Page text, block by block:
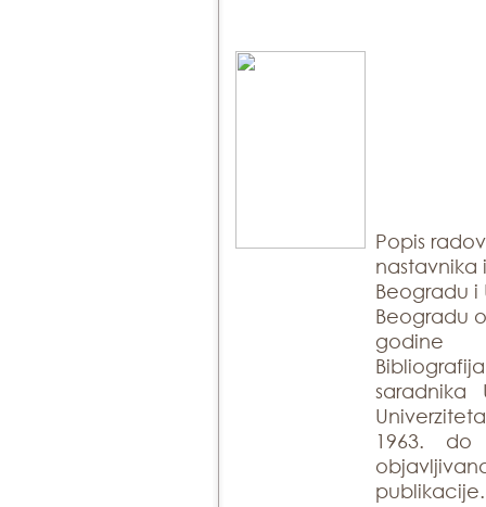
Popis
nastavnika
Beogradu i
Beogradu
godine
saradnika
1963.